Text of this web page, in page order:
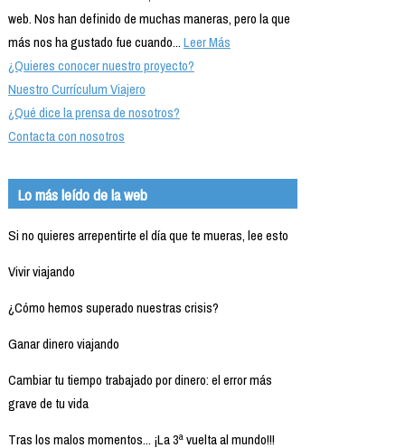
web. Nos han definido de muchas maneras, pero la que
más nos ha gustado fue cuando...Leer Más
¿Quieres conocer nuestro proyecto?
Nuestro Currículum Viajero
¿Qué dice la prensa de nosotros?
Contacta con nosotros
Lo más leído de la web
Si no quieres arrepentirte el día que te mueras, lee esto
Vivir viajando
¿Cómo hemos superado nuestras crisis?
Ganar dinero viajando
Cambiar tu tiempo trabajado por dinero: el error más
grave de tu vida
Tras los malos momentos... ¡La 3ª vuelta al mundo!!!